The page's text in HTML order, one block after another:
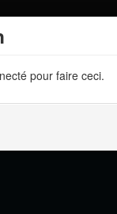
pour faire ceci.